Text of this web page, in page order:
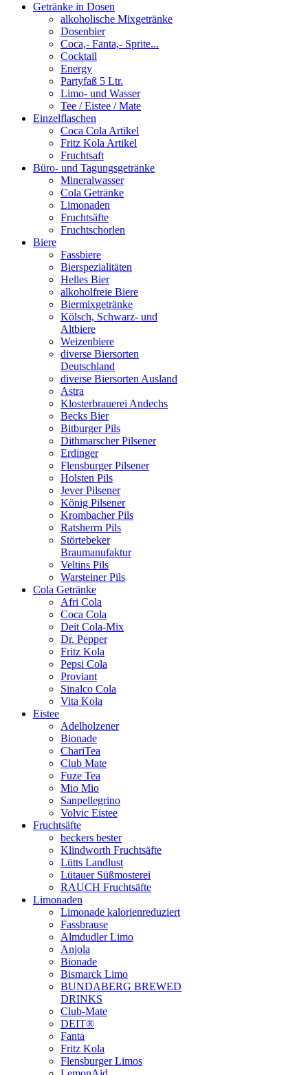
Getränke in Dosen
alkoholische Mixgetränke
Dosenbier
Coca,- Fanta,- Sprite...
Cocktail
Energy
Partyfaß 5 Ltr.
Limo- und Wasser
Tee / Eistee / Mate
Einzelflaschen
Coca Cola Artikel
Fritz Kola Artikel
Fruchtsaft
Büro- und Tagungsgetränke
Mineralwasser
Cola Getränke
Limonaden
Fruchtsäfte
Fruchtschorlen
Biere
Fassbiere
Bierspezialitäten
Helles Bier
alkoholfreie Biere
Biermixgetränke
Kölsch, Schwarz- und
Altbiere
Weizenbiere
diverse Biersorten
Deutschland
diverse Biersorten Ausland
Astra
Klosterbrauerei Andechs
Becks Bier
Bitburger Pils
Dithmarscher Pilsener
Erdinger
Flensburger Pilsener
Holsten Pils
Jever Pilsener
König Pilsener
Krombacher Pils
Ratsherrn Pils
Störtebeker
Braumanufaktur
Veltins Pils
Warsteiner Pils
Cola Getränke
Afri Cola
Coca Cola
Deit Cola-Mix
Dr. Pepper
Fritz Kola
Pepsi Cola
Proviant
Sinalco Cola
Vita Kola
Eistee
Adelholzener
Bionade
ChariTea
Club Mate
Fuze Tea
Mio Mio
Sanpellegrino
Volvic Eistee
Fruchtsäfte
beckers bester
Klindworth Fruchtsäfte
Lütts Landlust
Lütauer Süßmosterei
RAUCH Fruchtsäfte
Limonaden
Limonade kalorienreduziert
Fassbrause
Almdudler Limo
Anjola
Bionade
Bismarck Limo
BUNDABERG BREWED
DRINKS
Club-Mate
DEIT®
Fanta
Fritz Kola
Flensburger Limos